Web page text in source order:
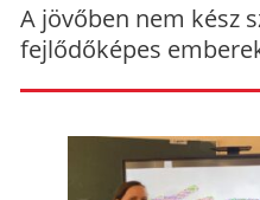
A jövőben nem kész
fejlődőképes